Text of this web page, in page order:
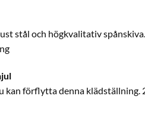
stål och högkvalitativ
kan förflytta denna klädställning.